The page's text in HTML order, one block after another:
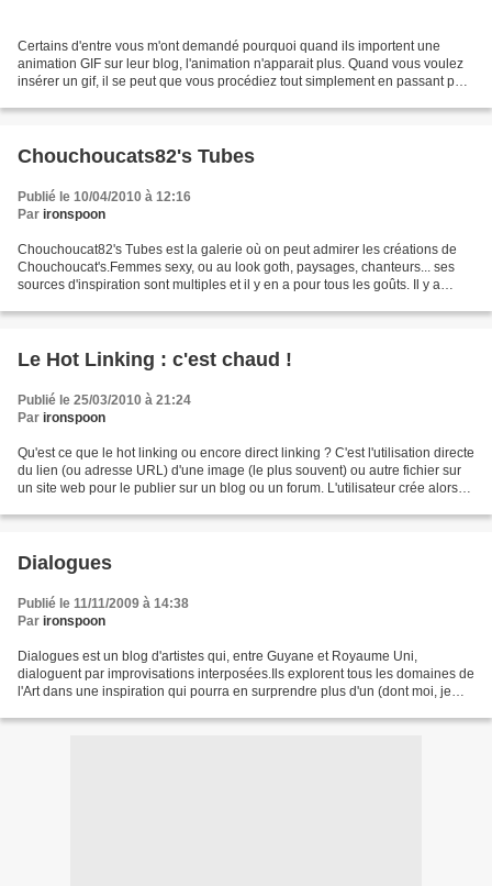
Certains d'entre vous m'ont demandé pourquoi quand ils importent une
animation GIF sur leur blog, l'animation n'apparait plus. Quand vous voulez
insérer un gif, il se peut que vous procédiez tout simplement en passant par
Chouchoucats82's Tubes
Publié le 10/04/2010 à 12:16
Par ironspoon
Chouchoucat82's Tubes est la galerie où on peut admirer les créations de
Chouchoucat's.Femmes sexy, ou au look goth, paysages, chanteurs... ses
sources d'inspiration sont multiples et il y en a pour tous les goûts. Il y a
Le Hot Linking : c'est chaud !
Publié le 25/03/2010 à 21:24
Par ironspoon
Qu'est ce que le hot linking ou encore direct linking ? C'est l'utilisation directe
du lien (ou adresse URL) d'une image (le plus souvent) ou autre fichier sur
un site web pour le publier sur un blog ou un forum. L'utilisateur crée alors
Dialogues
Publié le 11/11/2009 à 14:38
Par ironspoon
Dialogues est un blog d'artistes qui, entre Guyane et Royaume Uni,
dialoguent par improvisations interposées.Ils explorent tous les domaines de
l'Art dans une inspiration qui pourra en surprendre plus d'un (dont moi, je